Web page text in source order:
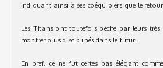
indiquant ainsi à ses coéquipiers que le
Les Titans ont toutefois pêché par leurs très
montrer plus disciplinés dans le futur.
En bref, ce ne fut certes pas élégant